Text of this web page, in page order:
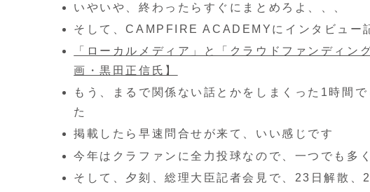
いやいや、終わったらすぐにまとめろよ、、、
そして、CAMPFIRE ACADEMYにインタビュー
「ローカルメディア」と「クラウドファンディン
画・黒田正信氏】
もう、まるで関係ない話とかをしまくった1時間
た
掲載したら早速問合せが来て、いい感じです
今年はクラファンに全力投球なので、一つでも多
そして、夕刻、総理大臣記者会見で、23日解散